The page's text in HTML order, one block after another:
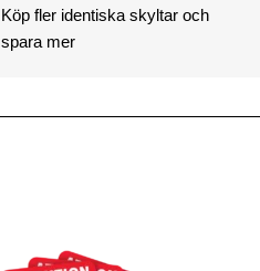
Köp fler identiska skyltar och
spara mer